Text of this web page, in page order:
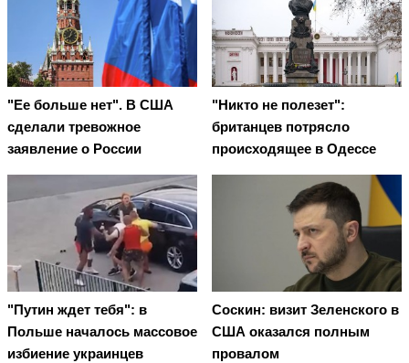
"Ее больше нет". В США
сделали тревожное
заявление о России
"Никто не полезет":
британцев потрясло
происходящее в Одессе
"Путин ждет тебя": в
Польше началось массовое
избиение украинцев
Соскин: визит Зеленского в
США оказался полным
провалом